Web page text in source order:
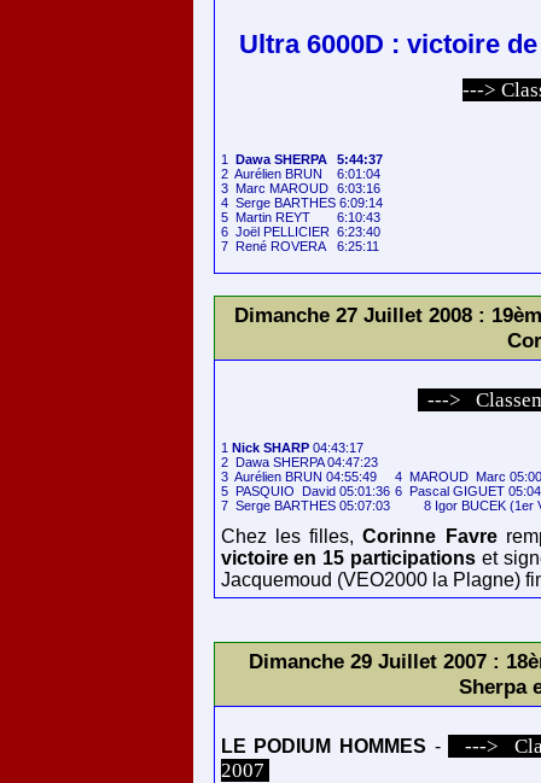
Ultra 6000D : victoire
--->
1
Dawa SHERPA	5:44:37
2  Aurélien BRUN	6:01:04
3  Marc MAROUD	6:03:16
4  Serge BARTHES 6:09:14
5  Martin REYT	6:10:43
6  Joël PELLICIER	6:23:40
Dimanche 27 Juillet 2008 :
--->
1 Nick SHARP 04:43:17
2  Dawa SHERPA 04:47:23
3  Aurélien BRUN 04:55:49	4  MAROUD  Marc 05:00:11
5  PASQUIO  David 05:01:36	6  Pascal GIGUET 05:04:37
Chez les filles,Corinne Favre
victoire en 15 participations et
Jacquemoud (VEO2000 la Plagne)
Dimanche 29 Juillet 2007 :
Sherpa
LE PODIUM HOMMES -
--->
2007